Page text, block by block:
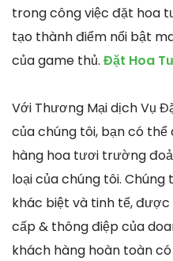
trong công việc đặt hoa
tạo thành điểm nổi bật
của game thủ. Đặt Hoa
Với Thương Mại dịch Vụ
của chúng tôi, bạn có
hàng hoa tươi trường
loại của chúng tôi.
khác biệt và tinh tế,
cấp & thông điệp của
khách hàng hoàn toàn